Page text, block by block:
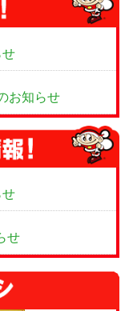
せ
お知らせ
せ
せ